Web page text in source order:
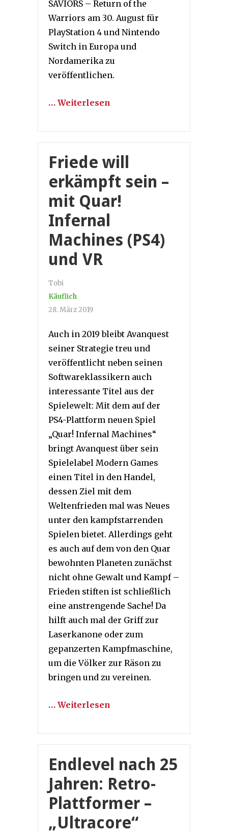
SAVIORS – Return of the
Warriors am 30. August für
PlayStation 4 und Nintendo
Switch in Europa und
Nordamerika zu
veröffentlichen.
… Weiterlesen
Friede will
erkämpft sein –
mit Quar!
Infernal
Machines (PS4)
und VR
Tobi
Käuflich
28. März 2019
Auch in 2019 bleibt Avanquest
seiner Strategie treu und
veröffentlicht neben seinen
Softwareklassikern auch
interessante Titel aus der
Spielewelt: Mit dem auf der
PS4-Plattform neuen Spiel
„Quar! Infernal Machines“
bringt Avanquest über sein
Spielelabel Modern Games
einen Titel in den Handel,
dessen Ziel mit dem
Weltenfrieden mal was Neues
unter den kampfstarrenden
Spielen bietet. Allerdings geht
es auch auf dem von den Quar
bewohnten Planeten zunächst
nicht ohne Gewalt und Kampf –
Frieden stiften ist schließlich
eine anstrengende Sache! Da
hilft auch mal der Griff zur
Laserkanone oder zum
gepanzerten Kampfmaschine,
um die Völker zur Räson zu
bringen und zu vereinen.
… Weiterlesen
Endlevel nach 25
Jahren: Retro-
Plattformer –
„Ultracore“